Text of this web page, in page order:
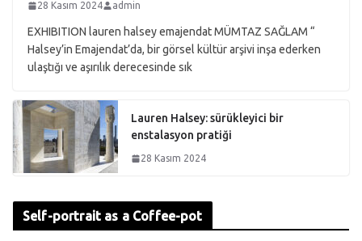
28 Kasım 2024 admin
EXHIBITION lauren halsey emajendat MÜMTAZ SAĞLAM “
Halsey’in Emajendat’da, bir görsel kültür arşivi inşa ederken
ulaştığı ve aşırılık derecesinde sık
Lauren Halsey: sürükleyici bir
enstalasyon pratiği
28 Kasım 2024
Self-portrait as a Coffee-pot